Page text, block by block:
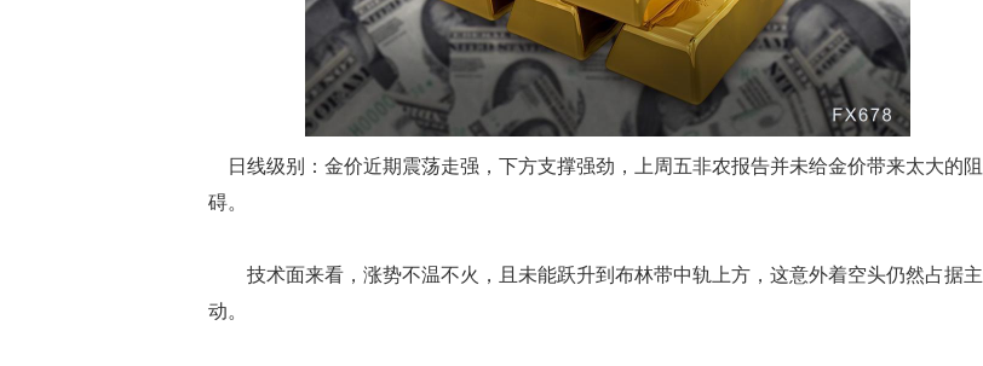
日线级别：金价近期震荡走强，下方支撑强劲，上周五非农报告并未给金价带来太大的阻
碍。
技术面来看，涨势不温不火，且未能跃升到布林带中轨上方，这意外着空头仍然占据主
动。